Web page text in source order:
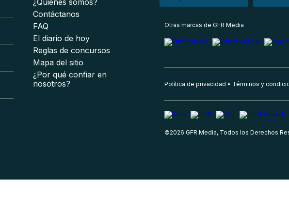
Contáctanos
FAQ
El diario de hoy
Reglas de concursos
Mapa del sitio
¿Por qué confiar en
nosotros?
Otras marcas de GFR Media
Política de privacidad Términos y
©2026 GFR Media, Todos los Derechos